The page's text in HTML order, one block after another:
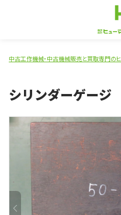
中古工作機械・中古機械販売と買取専門のヒ
シリンダーゲージ